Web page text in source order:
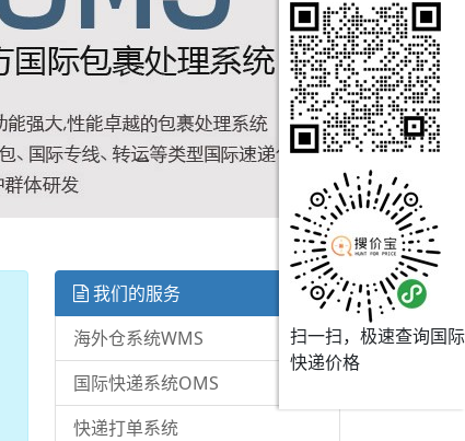
我们的服务
海外仓系统WMS
国际快递系统OMS
快递打单系统
扫一扫，极速查询国际
快递价格